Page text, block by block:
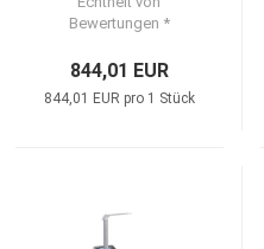
Bewertungen *
844,01 EUR
844,01 EUR pro 1 Stück